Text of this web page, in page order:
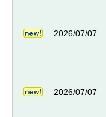
2026/07/07
2026/07/07